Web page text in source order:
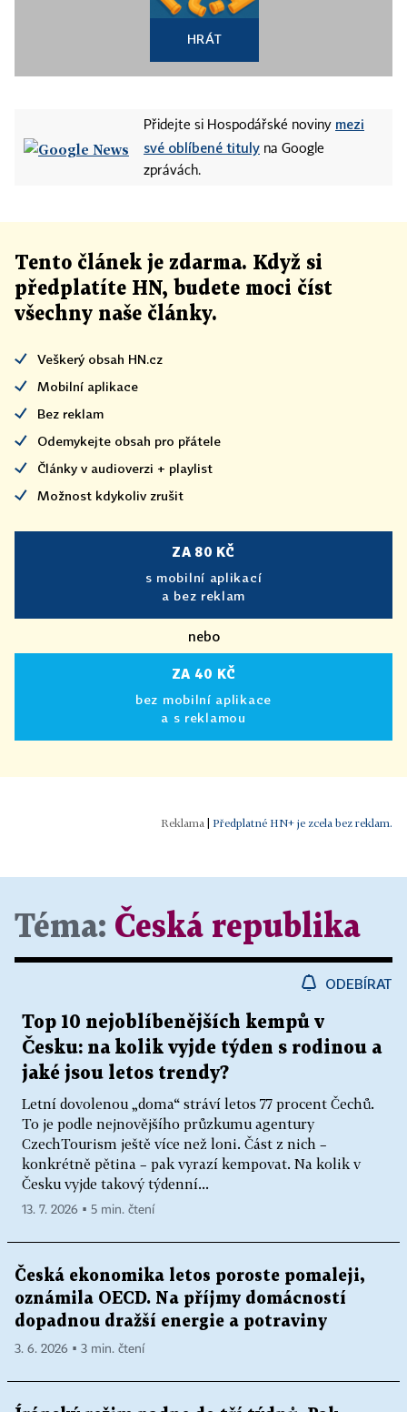
HRÁT
Přidejte si Hospodářské noviny mezi
své oblíbené tituly na Google
zprávách.
Tento článek je zdarma. Když si
předplatíte HN, budete moci číst
všechny naše články.
Veškerý obsah HN.cz
Mobilní aplikace
Bez reklam
Odemykejte obsah pro přátele
Články v audioverzi + playlist
Možnost kdykoliv zrušit
ZA 80 KČ
s mobilní aplikací
a bez reklam
nebo
ZA 40 KČ
bez mobilní aplikace
a s reklamou
Předplatné HN+ je zcela bez reklam.
Téma: Česká republika
ODEBÍRAT
Top 10 nejoblíbenějších kempů v
Česku: na kolik vyjde týden s rodinou a
jaké jsou letos trendy?
Letní dovolenou „doma“ stráví letos 77 procent Čechů.
To je podle nejnovějšího průzkumu agentury
CzechTourism ještě více než loni. Část z nich –
konkrétně pětina – pak vyrazí kempovat. Na kolik v
Česku vyjde takový týdenní...
13. 7. 2026 ▪ 5 min. čtení
Česká ekonomika letos poroste pomaleji,
oznámila OECD. Na příjmy domácností
dopadnou dražší energie a potraviny
3. 6. 2026 ▪ 3 min. čtení